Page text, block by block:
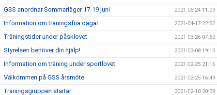
GSS anordnar Sommarläger 17-19 juni 2021-05-24 11:09
Information om träningsfria dagar 2021-04-17 22:52
Träningstider under påsklovet 2021-03-26 07:50
Styrelsen behöver din hjälp! 2021-03-08 19:10
Information om träning under sportlovet 2021-02-25 21:16
Välkommen på GSS årsmöte 2021-02-25 16:49
Träningsgruppen startar 2021-02-10 20:39